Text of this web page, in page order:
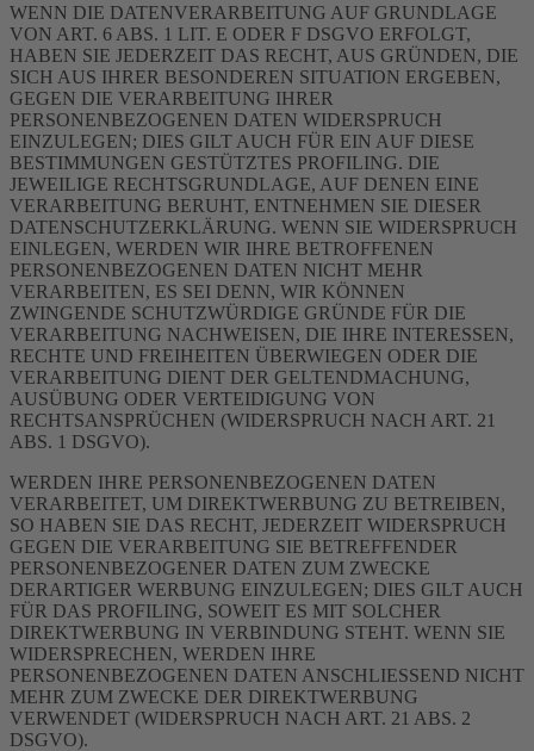
WENN DIE DATENVERARBEITUNG AUF GRUNDLAGE
VON ART. 6 ABS. 1 LIT. E ODER F DSGVO ERFOLGT,
HABEN SIE JEDERZEIT DAS RECHT, AUS GRÜNDEN, DIE
SICH AUS IHRER BESONDEREN SITUATION ERGEBEN,
GEGEN DIE VERARBEITUNG IHRER
PERSONENBEZOGENEN DATEN WIDERSPRUCH
EINZULEGEN; DIES GILT AUCH FÜR EIN AUF DIESE
BESTIMMUNGEN GESTÜTZTES PROFILING. DIE
JEWEILIGE RECHTSGRUNDLAGE, AUF DENEN EINE
VERARBEITUNG BERUHT, ENTNEHMEN SIE DIESER
DATENSCHUTZERKLÄRUNG. WENN SIE WIDERSPRUCH
EINLEGEN, WERDEN WIR IHRE BETROFFENEN
PERSONENBEZOGENEN DATEN NICHT MEHR
VERARBEITEN, ES SEI DENN, WIR KÖNNEN
ZWINGENDE SCHUTZWÜRDIGE GRÜNDE FÜR DIE
VERARBEITUNG NACHWEISEN, DIE IHRE INTERESSEN,
RECHTE UND FREIHEITEN ÜBERWIEGEN ODER DIE
VERARBEITUNG DIENT DER GELTENDMACHUNG,
AUSÜBUNG ODER VERTEIDIGUNG VON
RECHTSANSPRÜCHEN (WIDERSPRUCH NACH ART. 21
ABS. 1 DSGVO).
WERDEN IHRE PERSONENBEZOGENEN DATEN
VERARBEITET, UM DIREKTWERBUNG ZU BETREIBEN,
SO HABEN SIE DAS RECHT, JEDERZEIT WIDERSPRUCH
GEGEN DIE VERARBEITUNG SIE BETREFFENDER
PERSONENBEZOGENER DATEN ZUM ZWECKE
DERARTIGER WERBUNG EINZULEGEN; DIES GILT AUCH
FÜR DAS PROFILING, SOWEIT ES MIT SOLCHER
DIREKTWERBUNG IN VERBINDUNG STEHT. WENN SIE
WIDERSPRECHEN, WERDEN IHRE
PERSONENBEZOGENEN DATEN ANSCHLIESSEND NICHT
MEHR ZUM ZWECKE DER DIREKTWERBUNG
VERWENDET (WIDERSPRUCH NACH ART. 21 ABS. 2
DSGVO).